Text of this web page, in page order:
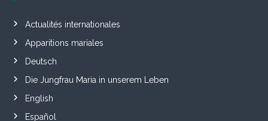
Actualités internationales
Apparitions mariales
Deutsch
Die Jungfrau Maria in unserem Leben
English
Español